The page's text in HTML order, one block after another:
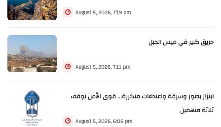
August 5, 2026, 7:19 pm
حريق كبير في ميس الجبل
August 5, 2026, 7:11 pm
ابتزاز بصور وسرقة واعتداءات متكررة... قوى الأمن توقف
ثلاثة متهمين
August 5, 2026, 6:06 pm